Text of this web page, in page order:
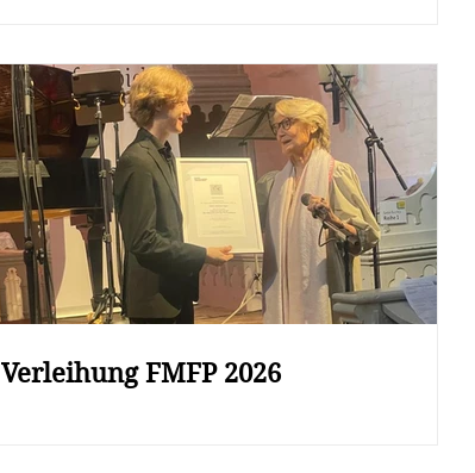
Verleihung FMFP 2026